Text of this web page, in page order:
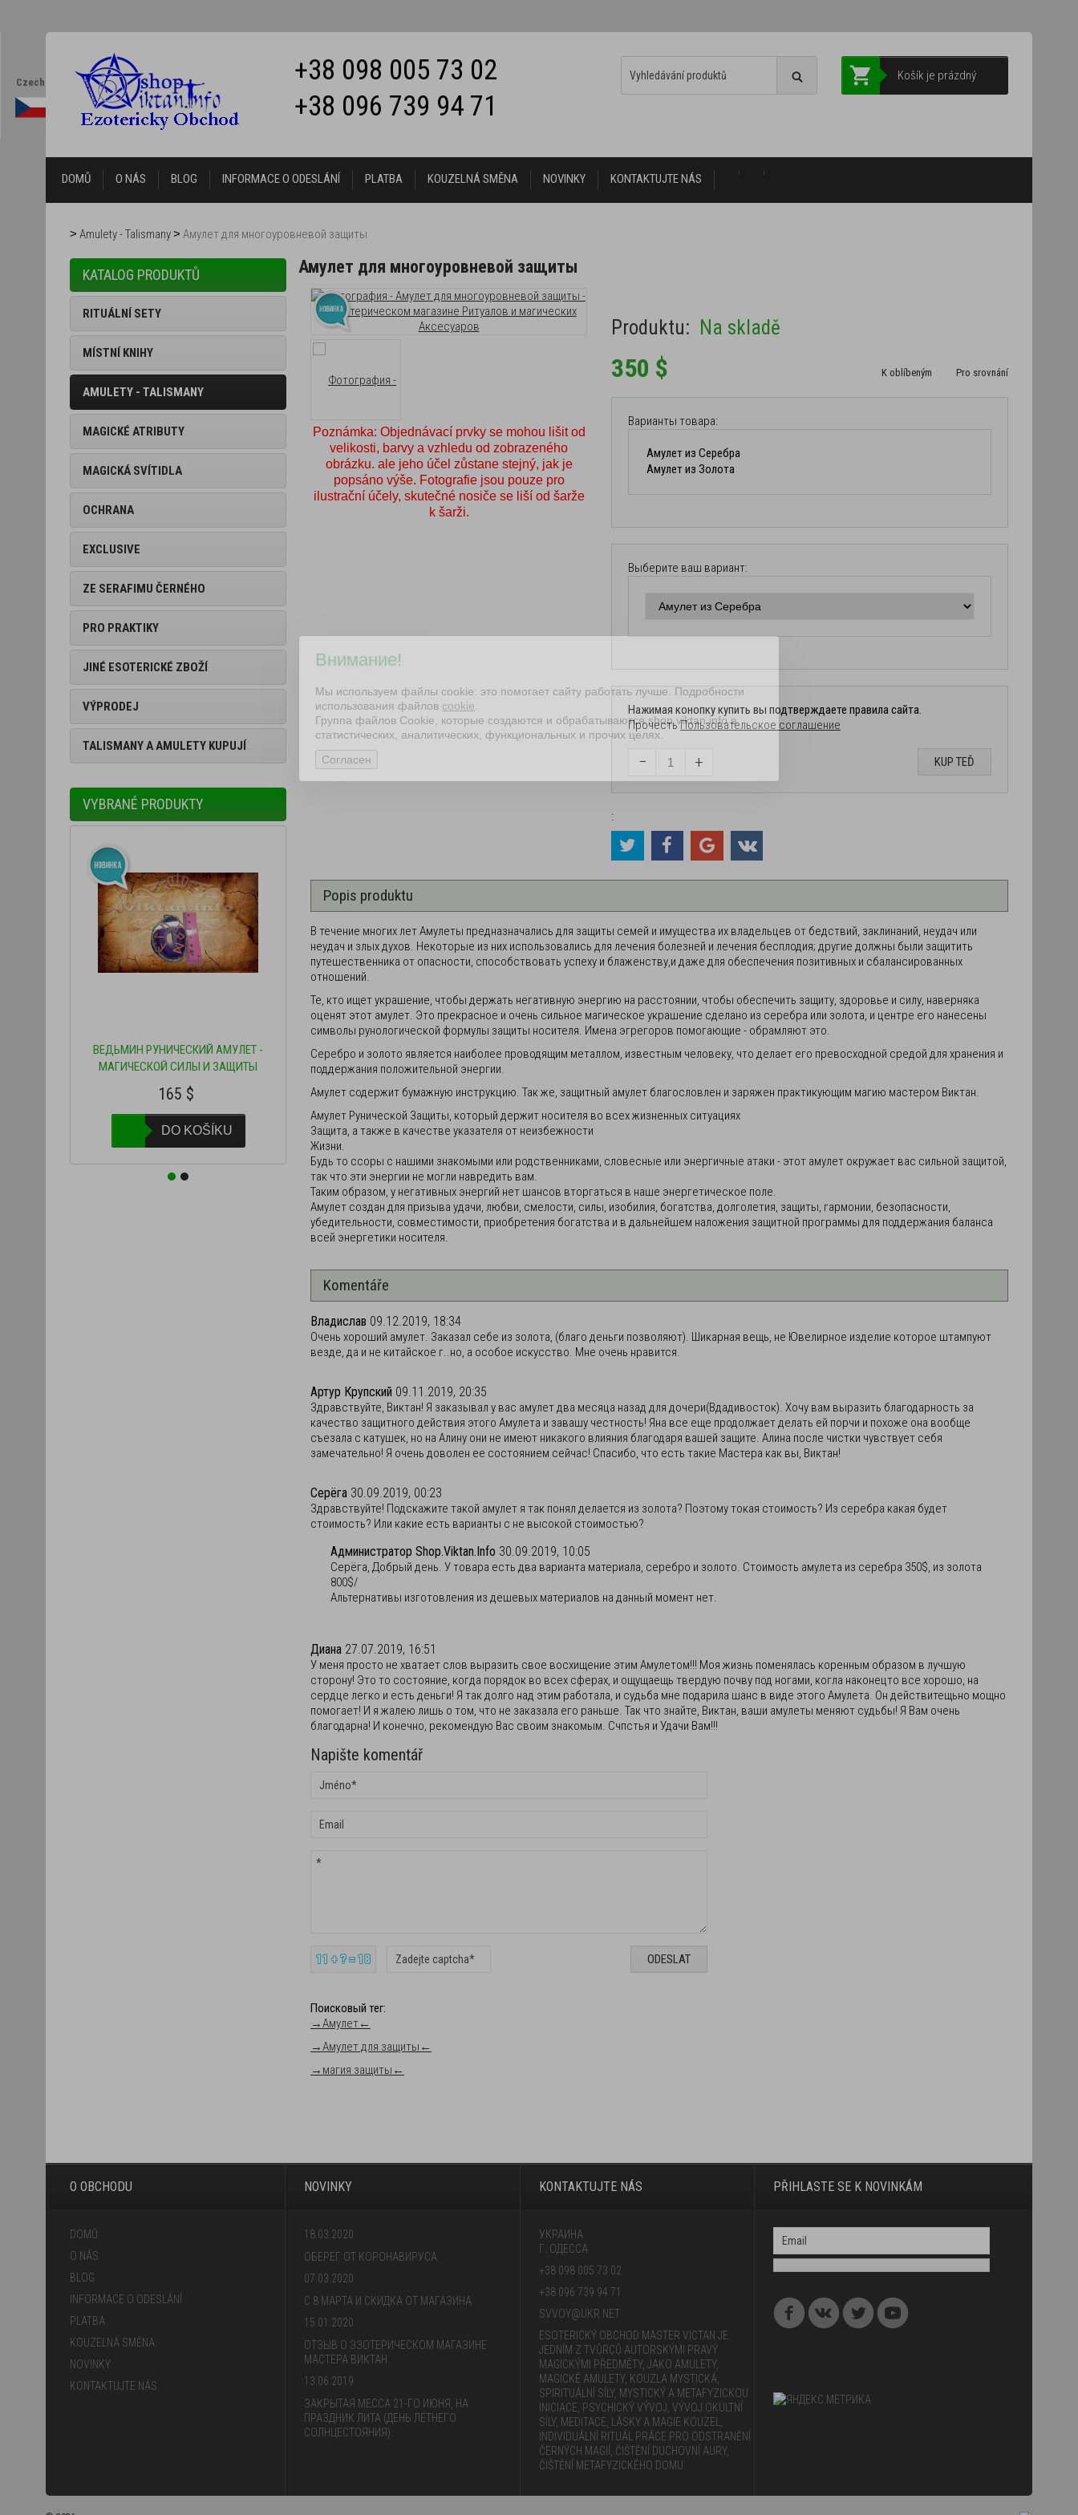
Czech
+38 098 005 73 02
+38 096 739 94 71
Košík je prázdný
DOMŮ O NÁS BLOG INFORMACE O ODESLÁNÍ PLATBA KOUZELNÁ SMĚNA NOVINKY KONTAKTUJTE NÁS
Amulety - Talismany Амулет для многоуровневой защиты
KATALOG PRODUKTŮ
RITUÁLNÍ SETY
MÍSTNÍ KNIHY
AMULETY - TALISMANY
MAGICKÉ ATRIBUTY
MAGICKÁ SVÍTIDLA
OCHRANA
EXCLUSIVE
ZE SERAFIMU ČERNÉHO
PRO PRAKTIKY
JINÉ ESOTERICKÉ ZBOŽÍ
VÝPRODEJ
TALISMANY A AMULETY KUPUJÍ
VYBRANÉ PRODUKTY
ВЕДЬМИН РУНИЧЕСКИЙ АМУЛЕТ -
МАГИЧЕСКОЙ СИЛЫ И ЗАЩИТЫ
165 $
DO KOŠÍKU
ФИНАНСОВАЯ ВЕДЬМИНА БУТЫЛКА
90$
DO KOŠÍKU
ВЕДЬМИН РУНИЧЕСКИЙ АМУЛЕТ -
165$
Амулет для многоуровневой защиты
Poznámka: Objednávací prvky se mohou lišit od
velikosti, barvy a vzhledu od zobrazeného
obrázku. ale jeho účel zůstane stejný, jak je
popsáno výše. Fotografie jsou pouze pro
ilustrační účely, skutečné nosiče se liší od šarže
k šarži.
Produktu: Na skladě
350 $
Варианты товара:
Выберите ваш вариант:
Нажимая конопку купить вы подтверждаете правила сайта.
ПрочестьПользовательское соглашение
− + KUP TEĎ
:
Popis produktu
В течение многих лет Амулеты предназначались для защиты семей и имущества их владельцев от бедствий, заклинаний, неудач или
неудач и злых духов. Некоторые из них использовались для лечения болезней и лечения бесплодия; другие должны были защитить
путешественника от опасности, способствовать успеху и блаженству,и даже для обеспечения позитивных и сбалансированных
отношений.
Те, кто ищет украшение, чтобы держать негативную энергию на расстоянии, чтобы обеспечить защиту, здоровье и силу, наверняка
оценят этот амулет. Это прекрасное и очень сильное магическое украшение сделано из серебра или золота, и центре его нанесены
символы рунологической формулы защиты носителя. Имена эгрегоров помогающие - обрамляют это.
Серебро и золото является наиболее проводящим металлом, известным человеку, что делает его превосходной средой для хранения и
поддержания положительной энергии.
Амулет содержит бумажную инструкцию. Так же, защитный амулет благословлен и заряжен практикующим магию мастером Виктан.
Амулет Рунической Защиты, который держит носителя во всех жизненных ситуациях
Защита, а также в качестве указателя от неизбежности
Жизни.
Будь то ссоры с нашими знакомыми или родственниками, словесные или энергичные атаки - этот амулет окружает вас сильной защитой,
так что эти энергии не могли навредить вам.
Таким образом, у негативных энергий нет шансов вторгаться в наше энергетическое поле.
Амулет создан для призыва удачи, любви, смелости, силы, изобилия, богатства, долголетия, защиты, гармонии, безопасности,
убедительности, совместимости, приобретения богатства и в дальнейшем наложения защитной программы для поддержания баланса
всей энергетики носителя.
Komentáře
Владислав 09.12.2019, 18:34
Очень хороший амулет. Заказал себе из золота, (благо деньги позволяют). Шикарная вещь, не Ювелирное изделие которое штампуют
везде, да и не китайское г..но, а особое искусство. Мне очень нравится.
Артур Крупский 09.11.2019, 20:35
Здравствуйте, Виктан! Я заказывал у вас амулет два месяца назад для дочери(Вдадивосток). Хочу вам выразить благодарность за
качество защитного действия этого Амулета и завашу честность! Яна все еще продолжает делать ей порчи и похоже она вообще
съезала с катушек, но на Алину они не имеют никакого влияния благодаря вашей защите. Алина после чистки чувствует себя
замечательно! Я очень доволен ее состоянием сейчас! Спасибо, что есть такие Мастера как вы, Виктан!
Серёга 30.09.2019, 00:23
Здравствуйте! Подскажите такой амулет я так понял делается из золота? Поэтому токая стоимость? Из серебра какая будет
стоимость? Или какие есть варианты с не высокой стоимостью?
Администратор Shop.Viktan.Info 30.09.2019, 10:05
Серёга, Добрый день. У товара есть два варианта материала, серебро и золото. Стоимость амулета из серебра 350$, из золота
800$/
Альтернативы изготовления из дешевых материалов на данный момент нет.
Диана 27.07.2019, 16:51
У меня просто не хватает слов выразить свое восхищение этим Амулетом!!! Моя жизнь поменялась коренным образом в лучшую
сторону! Это то состояние, когда порядок во всех сферах, и ощущаещь твердую почву под ногами, когла наконецто все хорошо, на
сердце легко и есть деньги! Я так долго над этим работала, и судьба мне подарила шанс в виде этого Амулета. Он действитещьно мощно
помогает! И я жалею лишь о том, что не заказала его раньше. Так что знайте, Виктан, ваши амулеты меняют судьбы! Я Вам очень
благодарна! И конечно, рекомендую Вас своим знакомым. Счпстья и Удачи Вам!!!
Napište komentář
11 + ? = 18
Поисковый тег:
→Амулет←
→Амулет для защиты ←
→ магия защиты ←
O OBCHODU
DOMŮ
O NÁS
BLOG
INFORMACE O ODESLÁNÍ
PLATBA
KOUZELNÁ SMĚNA
NOVINKY
KONTAKTUJTE NÁS
NOVINKY
18.03.2020
ОБЕРЕГ ОТ КОРОНАВИРУСА
07.03.2020
С 8 МАРТА И СКИДКА ОТ МАГАЗИНА
15.01.2020
ОТЗЫВ О ЭЗОТЕРИЧЕСКОМ МАГАЗИНЕ
МАСТЕРА ВИКТАН
13.06.2019
ЗАКРЫТАЯ МЕССА 21-ГО ИЮНЯ, НА
ПРАЗДНИК ЛИТА (ДЕНЬ ЛЕТНЕГО
СОЛНЦЕСТОЯНИЯ).
KONTAKTUJTE NÁS
УКРАИНА
Г. ОДЕССА
+38 098 005 73 02
+38 096 739 94 71
SVVOY@UKR.NET
ESOTERICKÝ OBCHOD MASTER VICTAN JE
JEDNÍM Z TVŮRCŮ AUTORSKÝMI PRAVÝ
MAGICKÝMI PŘEDMĚTY, JAKO AMULETY,
MAGICKÉ AMULETY, KOUZLA MYSTICKÁ,
SPIRITUÁLNÍ SÍLY, MYSTICKÝ A METAFYZICKOU
INICIACE, PSYCHICKÝ VÝVOJ, VÝVOJ OKULTNÍ
SÍLY, MEDITACE, LÁSKY A MAGIE KOUZEL,
INDIVIDUÁLNÍ RITUÁL PRÁCE PRO ODSTRANĚNÍ
ČERNÝCH MAGIÍ, ČIŠTĚNÍ DUCHOVNÍ AURY,
ČIŠTĚNÍ METAFYZICKÉHO DOMU.
PŘIHLASTE SE K NOVINKÁM
Внимание!
Мы используем файлы cookie: это помогает сайту работать лучше. Подробности
использования файлов cookie
Группа файлов Cookie, которые создаются и обрабатываются shop.viktan.info в
статистических, аналитических, функциональных и прочих целях.
Согласен